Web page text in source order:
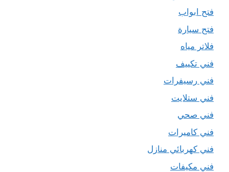
فتح ابواب
فتح سيارة
فلاتر مياه
فني تكييف
فني رسيفرات
فني ستلايت
فني صحي
فني كاميرات
فني كهربائي منازل
فني مكيفات